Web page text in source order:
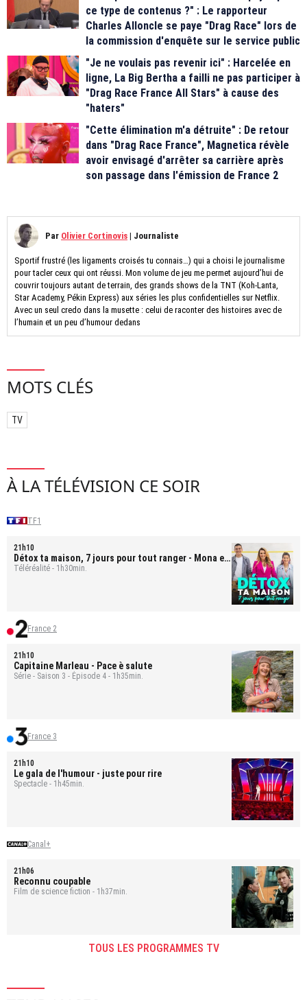
ce type de contenus ?" : Le rapporteur
Charles Alloncle se paye "Drag Race" lors de
la commission d'enquête sur le service public
"Je ne voulais pas revenir ici" : Harcelée en
ligne, La Big Bertha a failli ne pas participer à
"Drag Race France All Stars" à cause des
"haters"
"Cette élimination m'a détruite" : De retour
dans "Drag Race France", Magnetica révèle
avoir envisagé d'arrêter sa carrière après
son passage dans l'émission de France 2
Par Olivier Cortinovis | Journaliste
Sportif frustré (les ligaments croisés tu connais…) qui a choisi le journalisme
pour tacler ceux qui ont réussi. Mon volume de jeu me permet aujourd’hui de
couvrir toujours autant de terrain, des grands shows de la TNT (Koh-Lanta,
Star Academy, Pékin Express) aux séries les plus confidentielles sur Netflix.
Avec un seul credo dans la musette : celui de raconter des histoires avec de
l’humain et un peu d’humour dedans
MOTS CLÉS
TV
À LA TÉLÉVISION CE SOIR
TF1
21h10
Détox ta maison, 7 jours pour tout ranger - Mona et
Bastien
Téléréalité - 1h30min.
France 2
21h10
Capitaine Marleau - Pace è salute
Série - Saison 3 - Épisode 4 - 1h35min.
France 3
21h10
Le gala de l'humour - juste pour rire
Spectacle - 1h45min.
Canal+
21h06
Reconnu coupable
Film de science fiction - 1h37min.
TOUS LES PROGRAMMES TV